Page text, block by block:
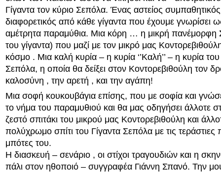
Γίγαντα τον κύριο Σεπόλα. Ένας αστείος συμπαθητικός
διαφορετικός από κάθε γίγαντα που έχουμε γνωρίσει
αμέτρητα παραμύθια. Μια κόρη … η μικρή πανέμορφη
του γίγαντα) που μαζί με τον μικρό μας
κόσμο . Μια καλή κυρία – η κυρία ‘’Καλή’’ – η κυρία του
Σεπόλα, η οποία θα δείξει στον Κοντορεβιθούλη τον
καλοσύνη , την αρετή , και την αγάπη!
Μια σοφή κουκουβάγια επίσης, που με σοφία και
το νήμα του παραμυθιού και θα μας οδηγήσει άλλοτε
ζεστό σπιτάκι του μικρού μας Κοντορεβιθούλη και
πολύχρωμο σπίτι του Γίγαντα Σεπόλα με τις
μπότες του.
Η διασκευή – σενάριο , οι στίχοι τραγουδιών και η
πάλι στον ηθοποιό – συγγραφέα Γιάννη Σπανό. Την